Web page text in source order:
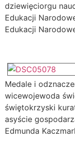
dziewięciorgu
Edukacji
Edukacji
Medale i
wicewojewoda
świętokrzyski
asyście
Edmunda